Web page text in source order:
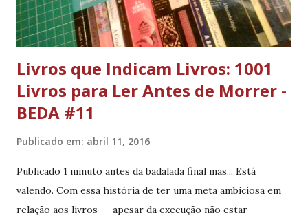
Livros que Indicam Livros: 1001
Livros para Ler Antes de Morrer -
BEDA #11
Publicado em: abril 11, 2016
Publicado 1 minuto antes da badalada final mas... Está
valendo. Com essa história de ter uma meta ambiciosa em
relação aos livros -- apesar da execução não estar